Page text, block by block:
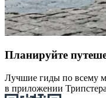
Планируйте
Лучшие гиды по всему
в приложении Трипстера